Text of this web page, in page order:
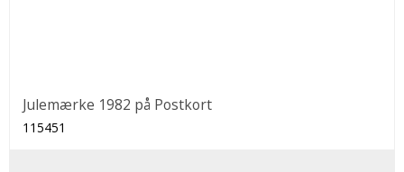
Julemærke 1982 på Postkort
115451